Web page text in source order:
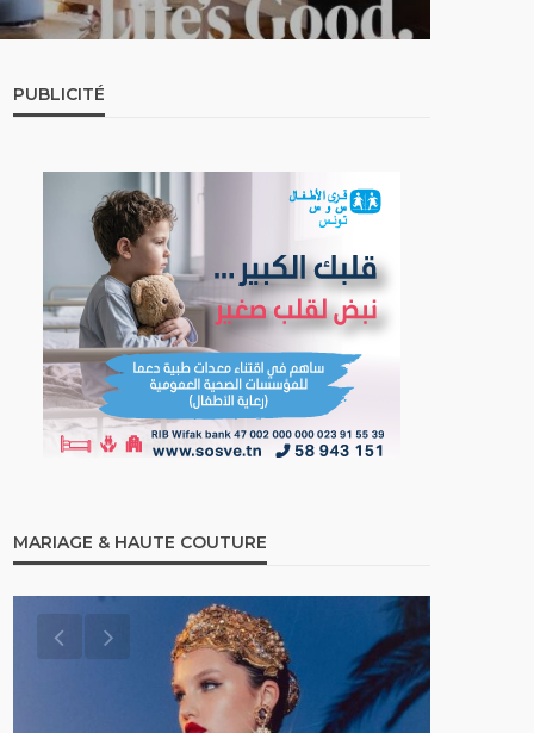
PUBLICITÉ
MARIAGE & HAUTE COUTURE